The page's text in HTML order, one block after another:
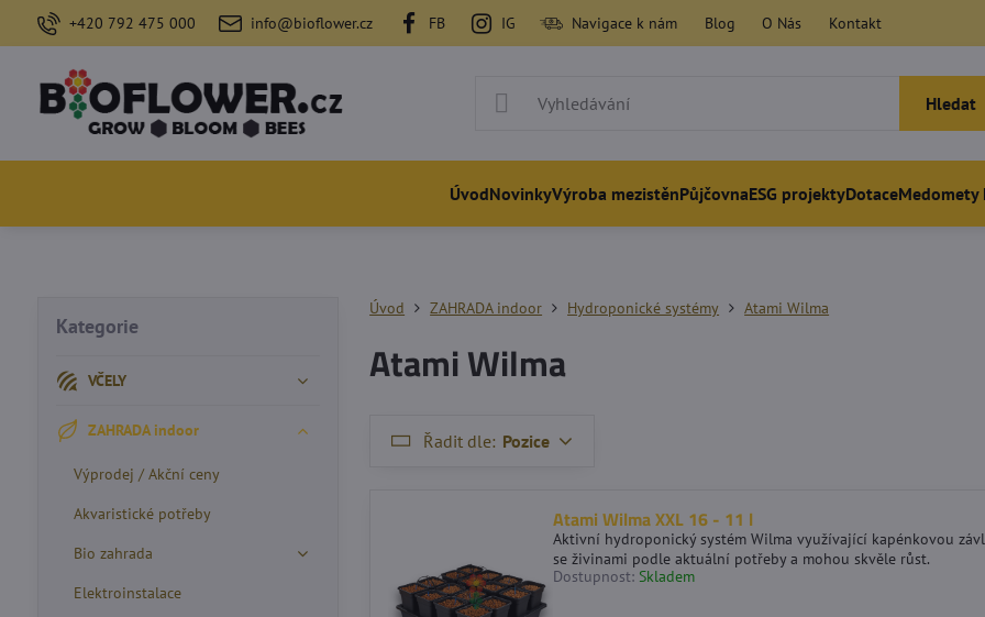
+420 792 475 000 info@bioflower.cz FB IG Navigace k nám Blog O Nás Kontakt
Hledat
ÚvodNovinkyVýroba mezistěnPůjčovnaESG projektyDotaceMedomety
Úvod ZAHRADA indoor Hydroponické systémy Atami Wilma
Atami Wilma
Řadit dle: Pozice
Atami Wilma XXL 16 - 11 l
Aktivní hydroponický systém Wilma využívající kapénkovou
se živinami podle aktuální potřeby a mohou skvěle růst.
Dostupnost: Skladem
Kategorie
VČELY
ZAHRADA indoor
Výprodej / Akční ceny
Akvaristické potřeby
Bio zahrada
Elektroinstalace